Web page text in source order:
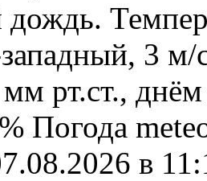
3 м/
рт.ст.,
Погода
в